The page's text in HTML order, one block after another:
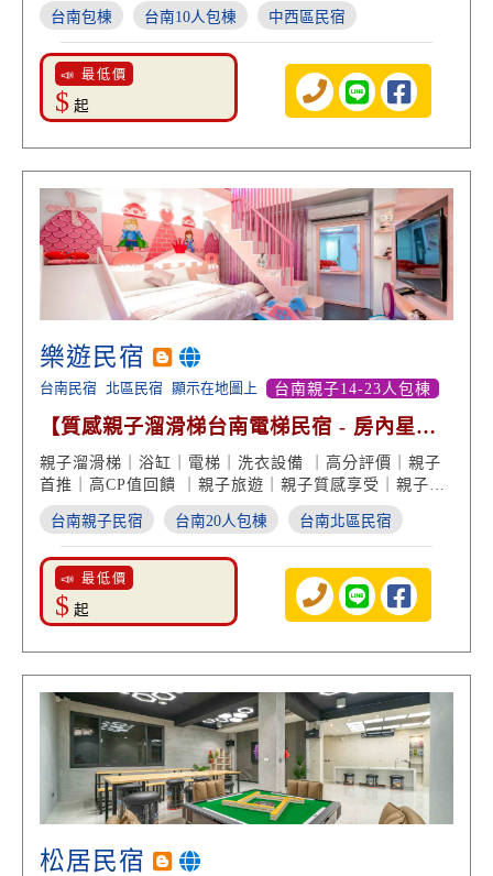
台南包棟 台南10人包棟 中西區民宿
📣 最低價
$ 起
樂遊民宿
台南民宿 北區民宿 顯示在地圖上 台南親子14-23人包棟
【質感親子溜滑梯台南電梯民宿 - 房內星空
夜光彩繪】
親子溜滑梯｜浴缸｜電梯｜洗衣設備 ｜高分評價｜親子
首推｜高CP值回饋 ｜親子旅遊｜親子質感享受｜親子度
假首選
台南親子民宿 台南20人包棟 台南北區民宿
📣 最低價
$ 起
松居民宿